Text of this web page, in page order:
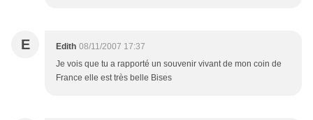
E Edith 08/11/2007 17:37
Je vois que tu a rapporté un souvenir vivant de mon coin de
France elle est très belle Bises